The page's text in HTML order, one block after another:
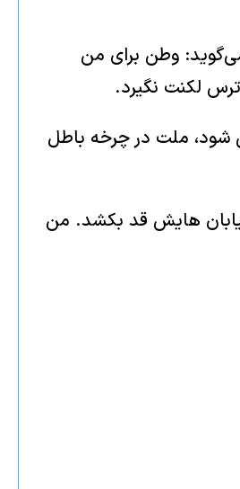
وطن برای من
لکنت نگیرد.
شود، ملت در چرخه باطل
خیابان هایش قد بکشد. من